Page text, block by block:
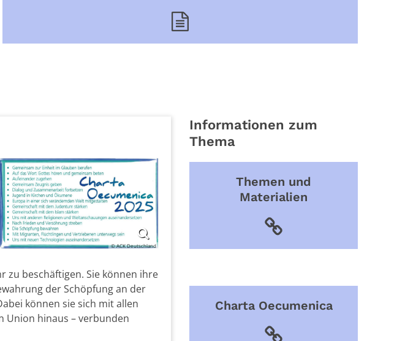
© ACK Deutschland
zu beschäftigen. Sie können ihre
der Schöpfung an der
können sie sich mit allen
Union hinaus – verbunden
Informationen zum
Thema
Themen und
Materialien
Charta Oecumenica